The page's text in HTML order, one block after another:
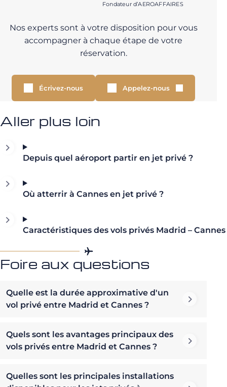
Fondateur d’AEROAFFAIRES
Nos experts sont à votre disposition pour vous
accompagner à chaque étape de votre
réservation.
Écrivez-nous Appelez-nous
Aller plus loin
Depuis quel aéroport partir en jet privé ?
Où atterrir à Cannes en jet privé ?
Caractéristiques des vols privés Madrid – Cannes
Foire aux questions
Quelle est la durée approximative d'un
vol privé entre Madrid et Cannes ?
Quels sont les avantages principaux des
vols privés entre Madrid et Cannes ?
Quelles sont les principales installations